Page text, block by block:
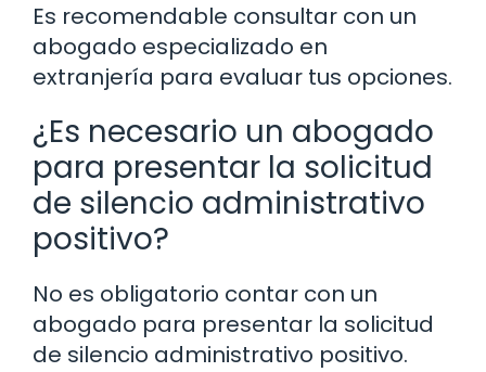
Es recomendable consultar con un
abogado especializado en
extranjería para evaluar tus opciones.
¿Es necesario un abogado
para presentar la solicitud
de silencio administrativo
positivo?
No es obligatorio contar con un
abogado para presentar la solicitud
de silencio administrativo positivo.